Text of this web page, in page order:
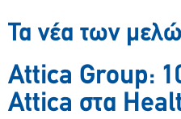
Τα νέα των
Attica Group:
Attica στα